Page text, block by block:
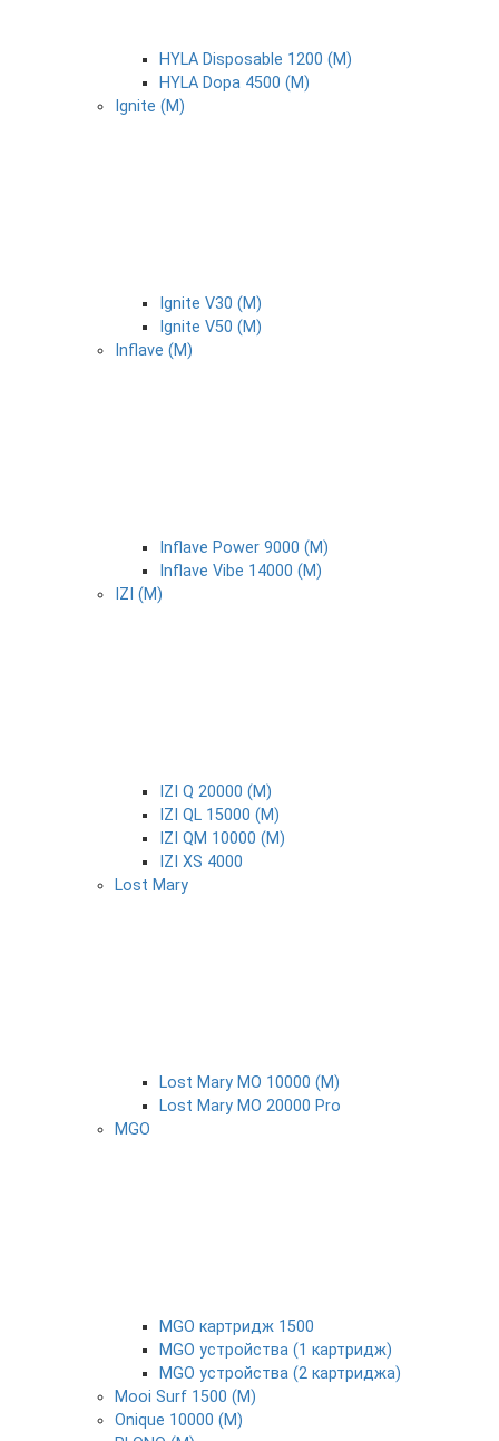
HYLA Disposable 1200 (М)
HYLA Dopa 4500 (М)
Ignite (М)
Ignite V30 (М)
Ignite V50 (М)
Inflave (М)
Inflave Power 9000 (М)
Inflave Vibe 14000 (М)
IZI (М)
IZI Q 20000 (М)
IZI QL 15000 (М)
IZI QM 10000 (М)
IZI XS 4000
Lost Mary
Lost Mary MO 10000 (М)
Lost Mary MO 20000 Pro
MGO
MGO картридж 1500
MGO устройства (1 картридж)
MGO устройства (2 картриджа)
Mooi Surf 1500 (М)
Onique 10000 (М)